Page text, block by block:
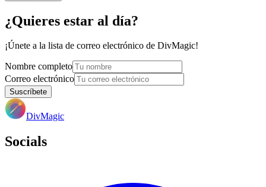
¿Quieres estar al día?
¡Únete a la lista de correo electrónico de DivMagic!
Nombre completo
Correo electrónico
Suscríbete
DivMagic
Socials